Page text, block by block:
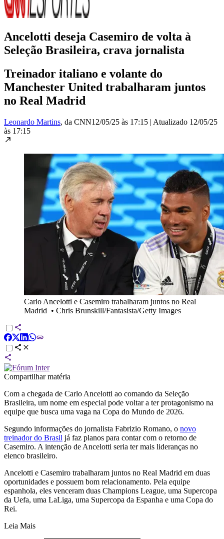
Ancelotti deseja Casemiro de volta à
Seleção Brasileira, crava jornalista
Treinador italiano e volante do
Manchester United trabalharam juntos
no Real Madrid
Leonardo Martins, da CNN12/05/25 às 17:15 | Atualizado 12/05/25
às 17:15
Carlo Ancelotti e Casemiro trabalharam juntos no Real
Madrid • Chris Brunskill/Fantasista/Getty Images
Compartilhar matéria
Com a chegada de Carlo Ancelotti ao comando da Seleção
Brasileira, um nome em especial pode voltar a ter protagonismo na
equipe que busca uma vaga na Copa do Mundo de 2026.
Segundo informações do jornalista Fabrizio Romano, o novo
treinador do Brasil já faz planos para contar com o retorno de
Casemiro. A intenção de Ancelotti seria ter mais lideranças no
elenco brasileiro.
Ancelotti e Casemiro trabalharam juntos no Real Madrid em duas
oportunidades e possuem bom relacionamento. Pela equipe
espanhola, eles venceram duas Champions League, uma Supercopa
da Uefa, uma LaLiga, uma Supercopa da Espanha e uma Copa do
Rei.
Leia Mais